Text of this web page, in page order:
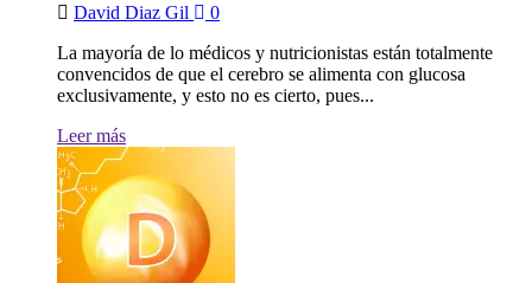
David Diaz Gil
0
La mayoría de lo médicos y nutricionistas están totalmente
convencidos de que el cerebro se alimenta con glucosa
exclusivamente, y esto no es cierto, pues...
Leer más